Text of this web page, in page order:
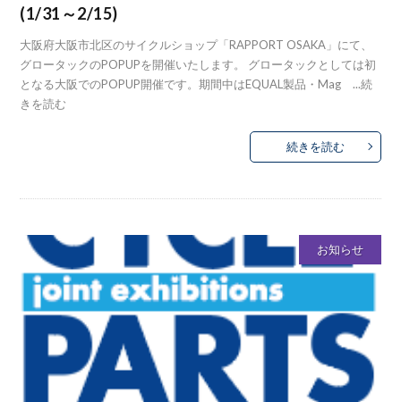
(1/31～2/15)
大阪府大阪市北区のサイクルショップ「RAPPORT OSAKA」にて、
グロータックのPOPUPを開催いたします。 グロータックとしては初
となる大阪でのPOPUP開催です。期間中はEQUAL製品・Mag ...続
きを読む
続きを読む
お知らせ